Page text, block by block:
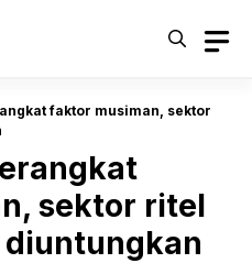
faktor musiman, sektor
sektor ritel